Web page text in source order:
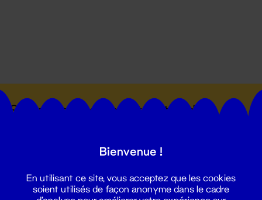
Suivez toutes les actualités du
Bienvenue !
En utilisant ce site, vous acceptez que les cookies
soient utilisés de façon anonyme dans le cadre